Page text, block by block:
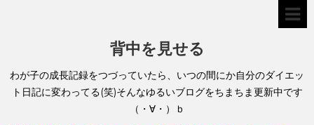
背中を見せる
わが子の成長記録をつづっていたら、いつの間にか自分のダイエッ
ト日記に変わってる(笑)そんなゆるいブログをちまちま更新中です
（・∀・）ｂ